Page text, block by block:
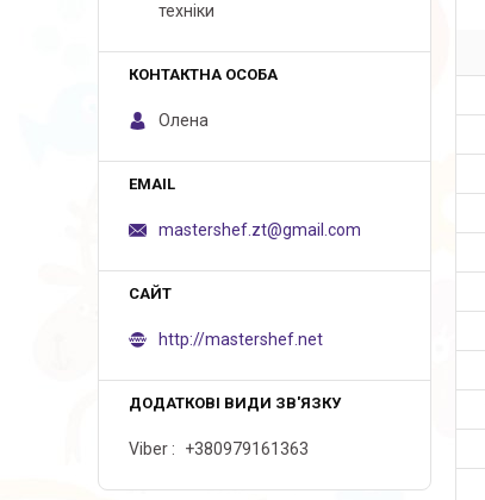
техніки
Олена
mastershef.zt@gmail.com
http://mastershef.net
Viber +380979161363